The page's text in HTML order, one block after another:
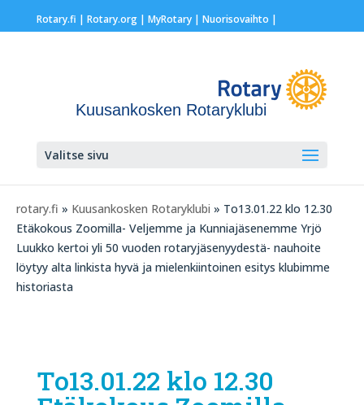
Rotary.fi | Rotary.org| MyRotary | Nuorisovaihto |
Kuusankosken Rotaryklubi
Valitse sivu
rotary.fi » Kuusankosken Rotaryklubi » To13.01.22 klo 12.30
Etäkokous Zoomilla- Veljemme ja Kunniajäsenemme Yrjö
Luukko kertoi yli 50 vuoden rotaryjäsenyydestä- nauhoite
löytyy alta linkista hyvä ja mielenkiintoinen esitys klubimme
historiasta
To13.01.22 klo 12.30